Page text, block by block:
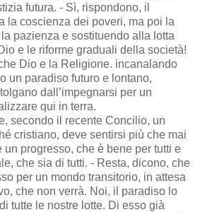
futura. - Sì, rispondono, il
la coscienza dei poveri, ma poi la
pazienza e sostituendo alla lotta
e le riforme graduali della società!
Dio e la Religione. incanalando
un paradiso futuro e lontano,
dall’impegnarsi per un
qui in terra.
secondo il recente Concilio, un
cristiano, deve sentirsi più che mai
un progresso, che è bene per tutti e
che sia di tutti. - Resta, dicono, che
per un mondo transitorio, in attesa
che non verrà. Noi, il paradiso lo
tutte le nostre lotte. Di esso già